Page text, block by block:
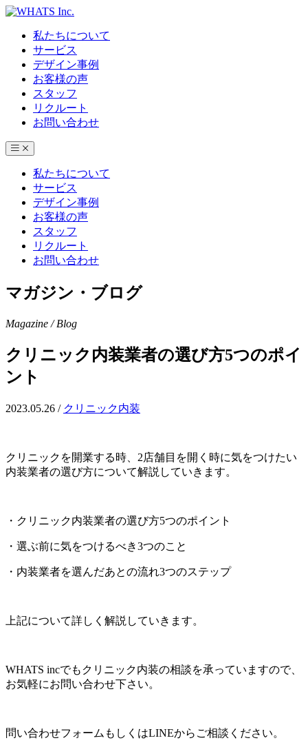
私たちについて
サービス
デザイン事例
お客様の声
スタッフ
リクルート
お問い合わせ
私たちについて
サービス
デザイン事例
お客様の声
スタッフ
リクルート
お問い合わせ
マガジン・ブログ
Magazine / Blog
クリニック内装業者の選び方5つのポイ
ント
2023.05.26 / クリニック内装
クリニックを開業する時、2店舗目を開く時に気をつけたい
内装業者の選び方について解説していきます。
・クリニック内装業者の選び方5つのポイント
・選ぶ前に気をつけるべき3つのこと
・内装業者を選んだあとの流れ3つのステップ
上記について詳しく解説していきます。
WHATS incでもクリニック内装の相談を承っていますので、
お気軽にお問い合わせ下さい。
問い合わせフォームもしくはLINEからご相談ください。